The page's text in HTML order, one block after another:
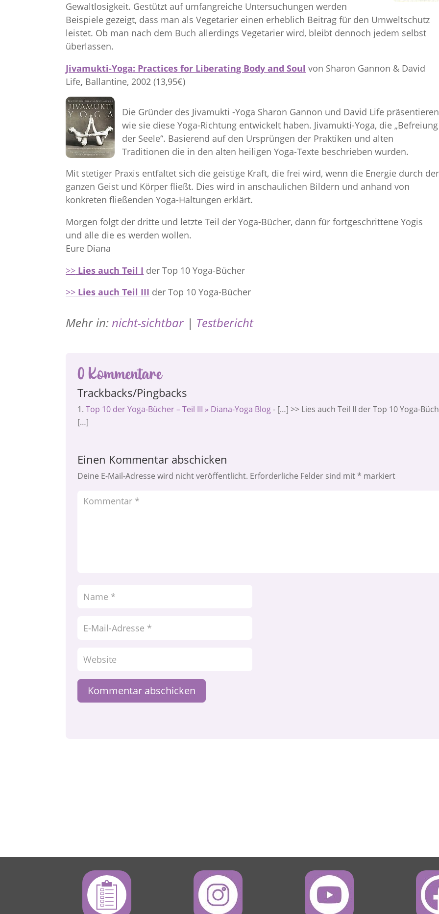
Gewaltlosigkeit. Gestützt auf umfangreiche Untersuchungen werden
Beispiele gezeigt, dass man als Vegetarier einen erheblich Beitrag für den Umweltschutz
leistet. Ob man nach dem Buch allerdings Vegetarier wird, bleibt dennoch jedem selbst
überlassen.
Jivamukti-Yoga: Practices for Liberating Body and Soul von Sharon Gannon & David
Life, Ballantine, 2002 (13,95€)
Die Gründer des Jivamukti -Yoga Sharon Gannon und David Life
wie sie diese Yoga-Richtung entwickelt haben. Jivamukti-Yoga, die „Befreiung
der Seele“. Basierend auf den Ursprüngen der Praktiken und alten
Traditionen die in den alten heiligen Yoga-Texte beschrieben wurden.
Mit stetiger Praxis entfaltet sich die geistige Kraft, die frei wird, wenn die Energie durch
ganzen Geist und Körper fließt. Dies wird in anschaulichen Bildern und anhand von
konkreten fließenden Yoga-Haltungen erklärt.
Morgen folgt der dritte und letzte Teil der Yoga-Bücher, dann für fortgeschrittene Yogis
und alle die es werden wollen.
Eure Diana
>> Lies auch Teil I der Top 10 Yoga-Bücher
>> Lies auch Teil III der Top 10 Yoga-Bücher
Mehr in:nicht-sichtbar | Testbericht
0 Kommentare
Trackbacks/Pingbacks
Top 10 der Yoga-Bücher – Teil III » Diana-Yoga Blog- […] >> Lies auch Teil II der Top 10 Yoga-
[…]
Einen Kommentar abschicken
Deine E-Mail-Adresse wird nicht veröffentlicht. Erforderliche Felder sind mit* markiert
Kommentar abschicken